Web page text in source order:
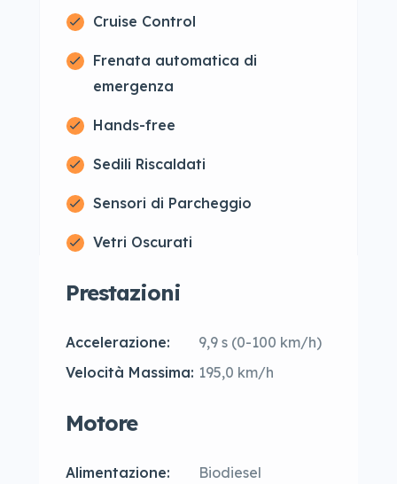
Cruise Control
Frenata automatica di
emergenza
Hands-free
Sedili Riscaldati
Sensori di Parcheggio
Vetri Oscurati
Prestazioni
Accelerazione:
9,9 s (0-100 km/h)
Velocità Massima: 195,0 km/h
Motore
Alimentazione: Biodiesel